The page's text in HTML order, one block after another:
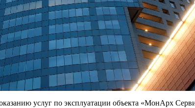
услуг по эксплуатации объекта «МонАрх